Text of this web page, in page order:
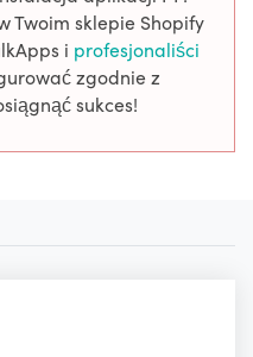
Twoim sklepie Shopify
i profesjonaliści
zgodnie z
sukces!